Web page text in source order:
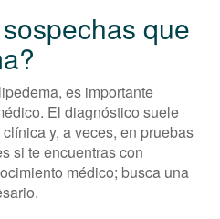
que
es importante
El diagnóstico suele
y, a veces, en pruebas
si te encuentras con
médico; busca una